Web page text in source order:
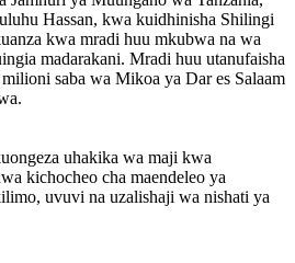
Hassan, kwa kuidhinisha Shilingi
kwa mradi huu mkubwa na wa
madarakani. Mradi huu utanufaisha
saba wa Mikoa ya Dar es Salaam
uhakika wa maji kwa
kichocheo cha maendeleo ya
uvuvi na uzalishaji wa nishati ya